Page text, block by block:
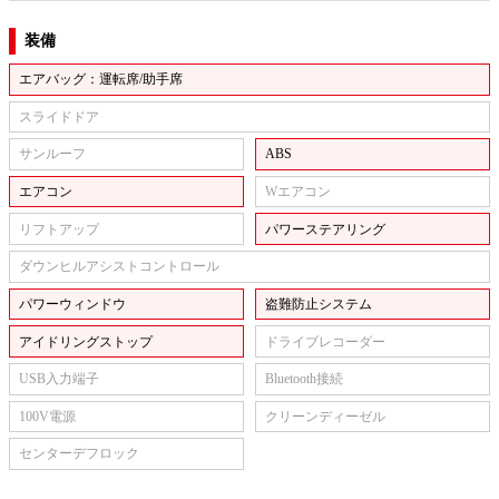
装備
エアバッグ：運転席/助手席
スライドドア
サンルーフ ABS
エアコン Wエアコン
リフトアップ パワーステアリング
ダウンヒルアシストコントロール
パワーウィンドウ 盗難防止システム
アイドリングストップ ドライブレコーダー
USB入力端子 Bluetooth接続
100V電源 クリーンディーゼル
センターデフロック